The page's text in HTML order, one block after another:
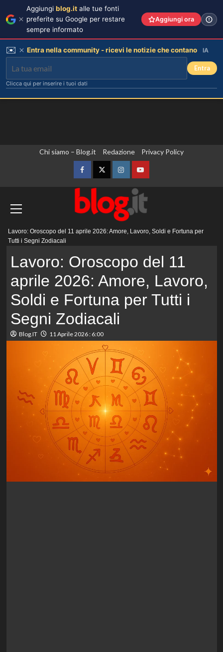
Chi siamo – Blog.it Redazione Privacy Policy
FacebookTwitterInstagramYouTube
principale
Lavoro: Oroscopo del 11 aprile 2026: Amore, Lavoro, Soldi e Fortuna per
Tutti i Segni Zodiacali
Lavoro: Oroscopo del 11
aprile 2026: Amore, Lavoro,
Soldi e Fortuna per Tutti i
Segni Zodiacali
Blog.IT 11 Aprile 2026 : 6:00
Aggiungi blog.it alle tue fonti
preferite su Google per restare
sempre informato
Aggiungi ora
✉️ Entra nella community - ricevi le notizie che contano IA
Entra
Clicca qui per inserire i tuoi dati